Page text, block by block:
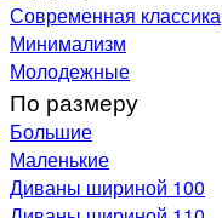
Современная классика
Минимализм
Молодежные
По размеру
Большие
Маленькие
Диваны шириной 100